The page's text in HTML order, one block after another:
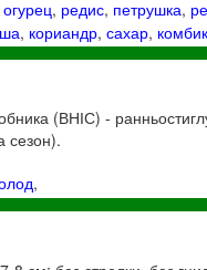
огурец, редис, петрушка,
, кориандр,сахар,
(ВНІС) -
сезон).
,